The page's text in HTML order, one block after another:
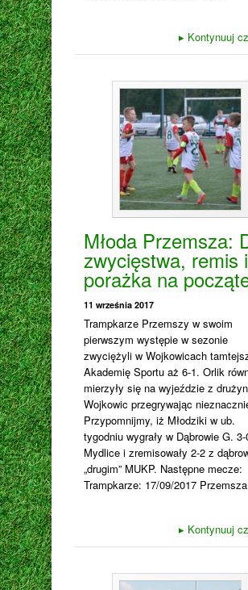
▸ Kontynuuj
Młoda Przemsza:
zwycięstwa, remis i
porażka na
11 września 2017
Trampkarze Przemszy w swoim
pierwszym występie w sezonie
zwyciężyli w Wojkowicach
Akademię Sportu aż 6-1. Orlik
mierzyły się na wyjeździe z
Wojkowic przegrywając
Przypomnijmy, iż Młodziki w ub.
tygodniu wygrały w Dąbrowie G.
Mydlice i zremisowały 2-2 z
„drugim” MUKP. Następne mecze:
Trampkarze: 17/09/2017
▸ Kontynuuj